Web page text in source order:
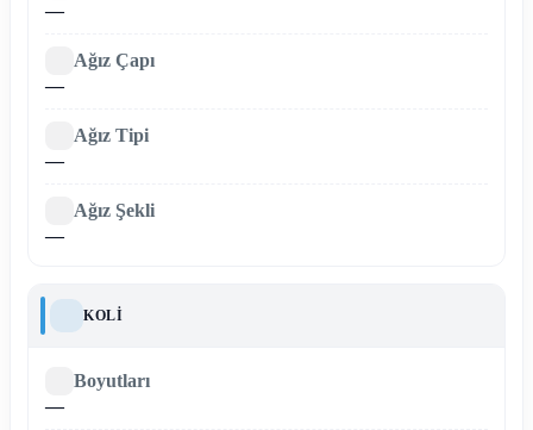
—
Ağız Çapı
—
Ağız Tipi
—
Ağız Şekli
—
KOLI
Boyutları
—